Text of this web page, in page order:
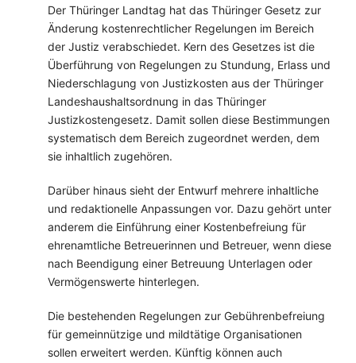
Der Thüringer Landtag hat das Thüringer Gesetz zur
Änderung kostenrechtlicher Regelungen im Bereich
der Justiz verabschiedet. Kern des Gesetzes ist die
Überführung von Regelungen zu Stundung, Erlass und
Niederschlagung von Justizkosten aus der Thüringer
Landeshaushaltsordnung in das Thüringer
Justizkostengesetz. Damit sollen diese Bestimmungen
systematisch dem Bereich zugeordnet werden, dem
sie inhaltlich zugehören.
Darüber hinaus sieht der Entwurf mehrere inhaltliche
und redaktionelle Anpassungen vor. Dazu gehört unter
anderem die Einführung einer Kostenbefreiung für
ehrenamtliche Betreuerinnen und Betreuer, wenn diese
nach Beendigung einer Betreuung Unterlagen oder
Vermögenswerte hinterlegen.
Die bestehenden Regelungen zur Gebührenbefreiung
für gemeinnützige und mildtätige Organisationen
sollen erweitert werden. Künftig können auch